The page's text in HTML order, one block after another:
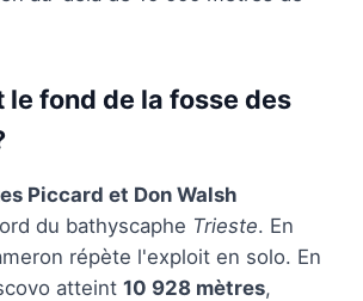
le fond de la fosse des
Piccard et Don Walsh
du bathyscaphe Trieste. En
répète l'exploit en solo. En
atteint 10 928 mètres,